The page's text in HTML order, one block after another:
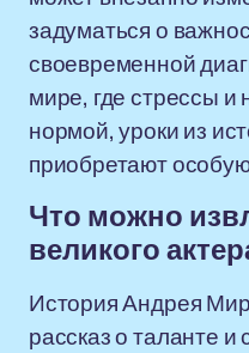
задуматься о
своевременной
мире, где стрессы и
нормой, уроки из
приобретают
Что можно
великого
История Андрея
рассказ о таланте и